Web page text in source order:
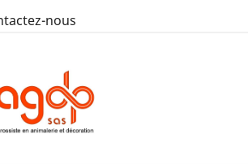
nous